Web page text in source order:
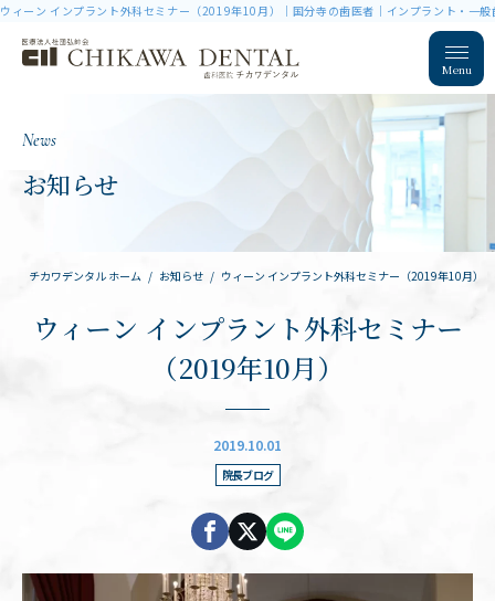
ウィーン インプラント外科セミナー（2019年10月）｜国分寺の歯医者｜インプラント・一
Menu
News
お知らせ
チカワデンタル ホーム お知らせ ウィーン インプラント外科セミナー（2019年10月）
ウィーン インプラント外科セミナー
（2019年10月）
2019.10.01
院長ブログ